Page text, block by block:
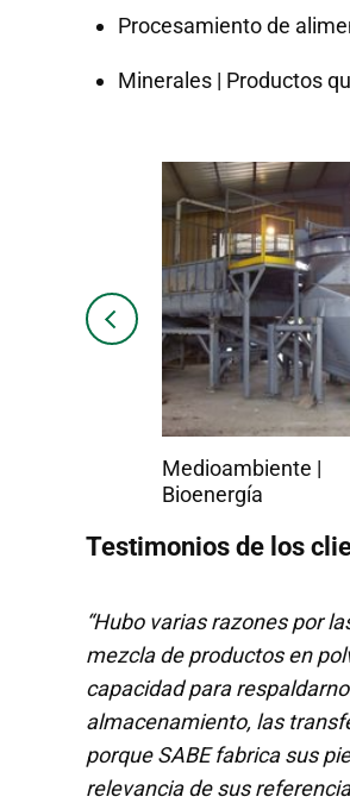
Procesamiento de
Minerales | Productos
Previous
Medioambiente |
Bioenergía
Testimonios de los
“Hubo varias razones por
mezcla de productos en
capacidad para
almacenamiento, las
porque SABE fabrica sus
relevancia de sus